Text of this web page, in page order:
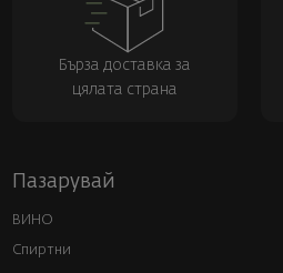
Бърза доставка за
цялата страна
Пазарувай
ВИНО
Спиртни